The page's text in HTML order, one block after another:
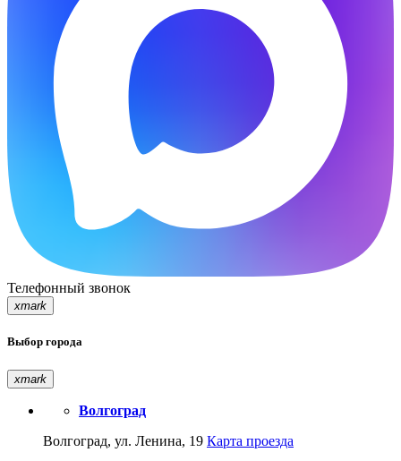
Телефонный звонок
xmark
Выбор города
xmark
Волгоград
Волгоград, ул. Ленина, 19 Карта проезда